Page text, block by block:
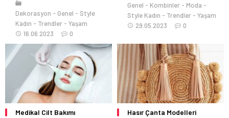
Dekorasyon Genel
Style
Kadın
Trendler
Yaşam
16.06.2023
0
Genel Kombinler
Moda
Style Kadın
Trendler
Yaşam
29.05.2023
0
Medikal Cilt Bakımı
Hasır Çanta Modelleri